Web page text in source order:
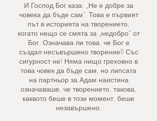
И Господ Бог каза: „Не е добре за
човека да бъде сам“. Това е първият
път в историята на творението,
когато нещо се смята за „недобро“ от
Бог. Означава ли това, че Бог е
създал несъвършено творение? Със
сигурност не! Няма нищо греховно в
това човек да бъде сам, но липсата
на партньор за Адам наистина
означаваше, че творението, такова,
каквото беше в този момент, беше
незавършено.